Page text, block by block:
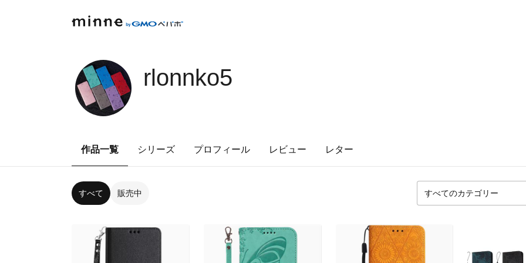
rlonnko5
作品一覧 シリーズ プロフィール レビュー レター
すべて 販売中